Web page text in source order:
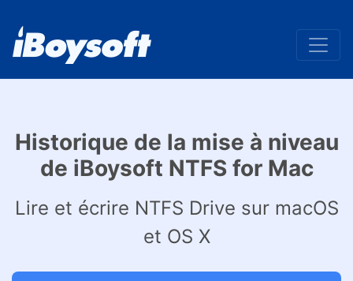
Historique de la mise à niveau
de iBoysoft NTFS for Mac
Lire et écrire NTFS Drive sur macOS
et OS X